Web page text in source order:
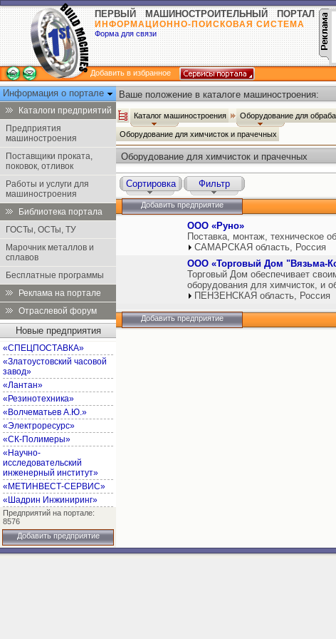
ПЕРВЫЙ МАШИНОСТРОИТЕЛЬНЫЙ ПОРТАЛ
ИНФОРМАЦИОННО-ПОИСКОВАЯ СИСТЕМА
Форма для связи
Добавить в избранное
Информация о портале
Каталоги предприятий
Предприятия
машиностроения
Поставщики проката,
поковок, отливок
Работы и услуги для
машиностроения
Библиотека портала
ГОСТы, ОСТы, ТУ
Марочник металлов и
сплавов
Бесплатные программы
Реклама на портале
Отраслевой форум
Новые предприятия
«СПЕЦПОСТАВКА»
«Златоустовский часовой
завод»
«Лантан»
«Резинотехника»
«Волчематьев А.Ю.»
«Электроресурс»
«СК-Полимеры»
«Научно-
исследовательский
инженерный институт»
«МЕТИНВЕСТ-СЕРВИС»
«Шадрин Инжиниринг»
Предприятий на портале:
8576
Добавить предприятие
Ваше положение в каталоге машиностроения:
Каталог машиностроения Оборудование для
Оборудование для химчисток и прачечных
Оборудование для химчисток и прачечных
Сортировка Фильтр
Добавить предприятие
ООО «Руно»
Поставка, монтаж, техническое
САМАРСКАЯ область, Россия
ООО «Торговый Дом "Вязьма-
Торговый Дом обеспечивает
оборудования для химчисток, и
ПЕНЗЕНСКАЯ область, Россия
Добавить предприятие